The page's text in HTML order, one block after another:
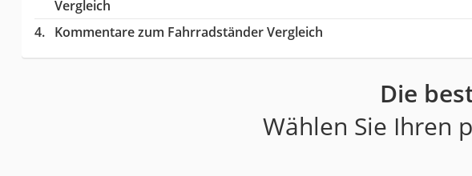
Vergleich
Kommentare zum Fahrradständer Vergleich
Die
Wählen Sie Ihren